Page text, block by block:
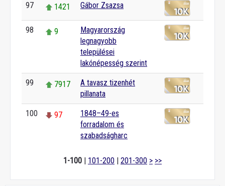
97 1421 Gábor Zsazsa
98 9
Magyarország
legnagyobb
települései
lakónépesség szerint
99 7917
A tavasz tizenhét
pillanata
100 97
1848–49-es
forradalom és
szabadságharc
1-100 | 101-200 | 201-300 > >>